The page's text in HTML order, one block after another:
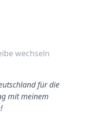
wechseln
für die
mit meinem